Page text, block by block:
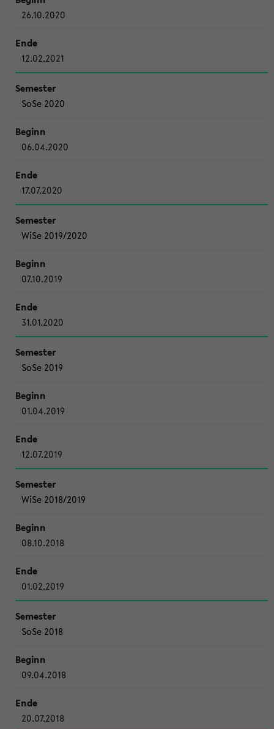
26.10.2020
12.02.2021
SoSe 2020
06.04.2020
17.07.2020
WiSe 2019/2020
07.10.2019
31.01.2020
SoSe 2019
01.04.2019
12.07.2019
WiSe 2018/2019
08.10.2018
01.02.2019
SoSe 2018
09.04.2018
20.07.2018